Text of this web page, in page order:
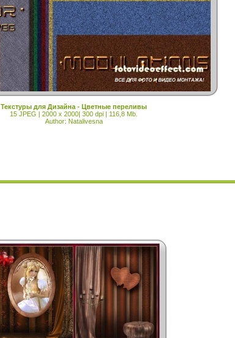
Текстуры для Дизайна - Цветные переливы
15 JPEG | 2000 x 2000| 300 dpi | 116,8 Mb.
Author: Natalivesna